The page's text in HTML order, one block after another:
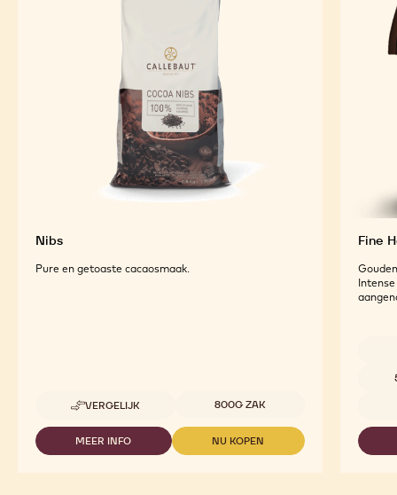
Nibs
Pure en getoaste cacaosmaak.
VERGELIJK
-
NIBS
Beschikbare maten
800G ZAK
MEER INFO
-
NU KOPEN
-
Fine